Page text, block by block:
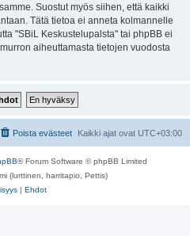
Suostut myös siihen, että kaikki
Tätä tietoa ei anneta kolmannelle
"SBiL Keskustelupalsta" tai phpBB ei
aiheuttamasta tietojen vuodosta
Kaikki ajat ovat UTC+03:00
Poista evästeet
® Forum Software © phpBB Limited
(lurttinen, harritapio, Pettis)
| Ehdot